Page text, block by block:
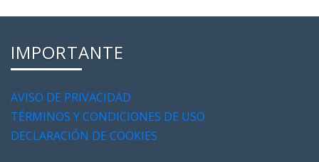
IMPORTANTE
AVISO DE PRIVACIDAD
TÉRMINOS Y CONDICIONES DE USO
DECLARACIÓN DE COOKIES